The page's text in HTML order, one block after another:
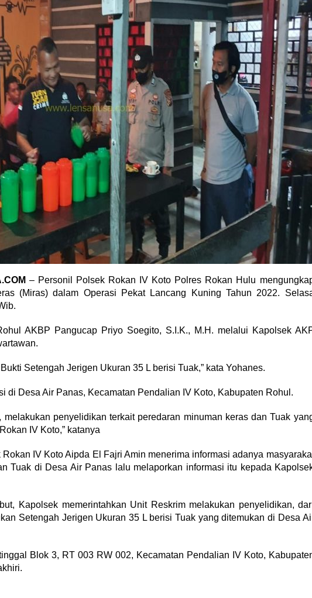
– Personil Polsek Rokan IV Koto Polres Rokan Hulu
(Miras) dalam Operasi Pekat Lancang Kuning Tahun 2022.
AKBP Pangucap Priyo Soegito, S.I.K., M.H. melalui Kapolsek
Setengah Jerigen Ukuran 35 L berisi Tuak,” kata Yohanes.
di Desa Air Panas, Kecamatan Pendalian IV Koto, Kabupaten Rohul.
melakukan penyelidikan terkait peredaran minuman keras dan Tuak
IV Koto,” katanya
IV Koto Aipda El Fajri Amin menerima informasi adanya
Tuak di Desa Air Panas lalu melaporkan informasi itu kepada
Kapolsek memerintahkan Unit Reskrim melakukan penyelidikan,
Setengah Jerigen Ukuran 35 L berisi Tuak yang ditemukan di Desa
Blok 3, RT 003 RW 002, Kecamatan Pendalian IV Koto,